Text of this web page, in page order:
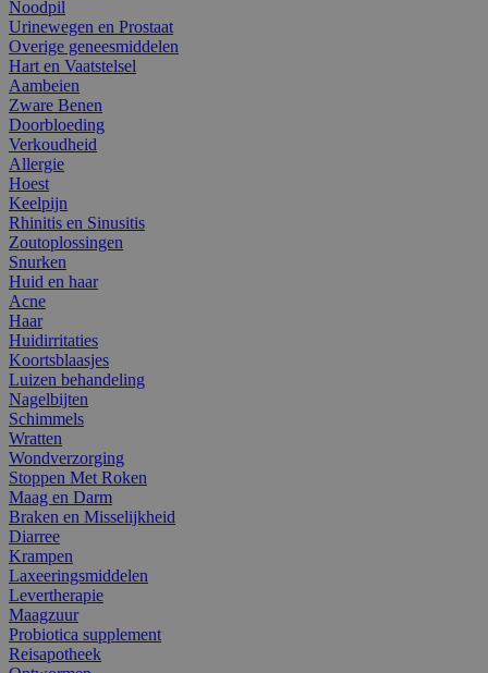
Noodpil
Urinewegen en Prostaat
Overige geneesmiddelen
Hart en Vaatstelsel
Aambeien
Zware Benen
Doorbloeding
Verkoudheid
Allergie
Hoest
Keelpijn
Rhinitis en Sinusitis
Zoutoplossingen
Snurken
Huid en haar
Acne
Haar
Huidirritaties
Koortsblaasjes
Luizen behandeling
Nagelbijten
Schimmels
Wratten
Wondverzorging
Stoppen Met Roken
Maag en Darm
Braken en Misselijkheid
Diarree
Krampen
Laxeeringsmiddelen
Levertherapie
Maagzuur
Probiotica supplement
Reisapotheek